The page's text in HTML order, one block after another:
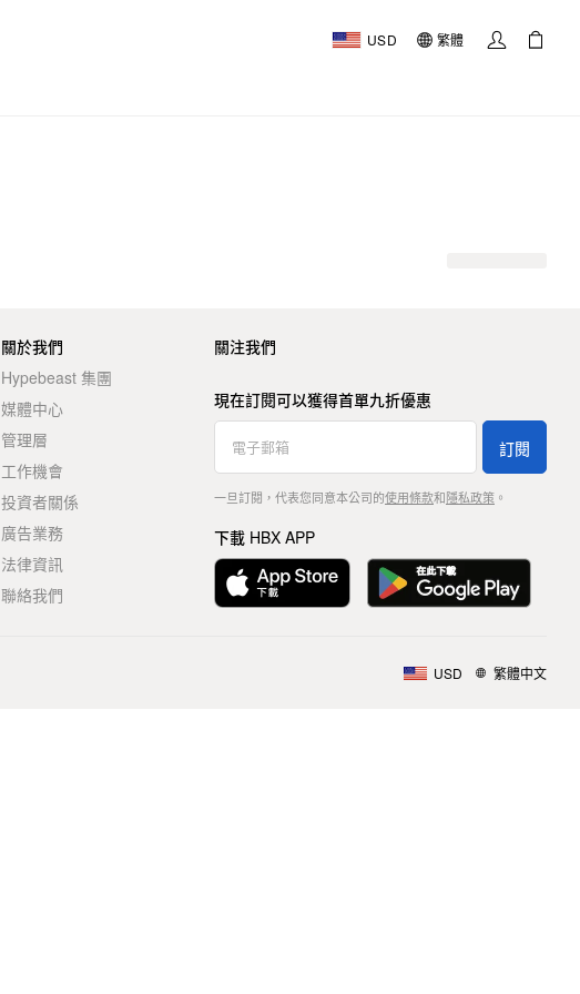
USD 繁體
關於我們
Hypebeast 集團
媒體中心
管理層
工作機會
投資者關係
廣告業務
法律資訊
聯絡我們
關注我們
現在訂閱可以獲得首單九折優惠
訂閱
一旦訂閱，代表您同意本公司的使用條款和隱私政策。
下載 HBX APP
USD 繁體中文